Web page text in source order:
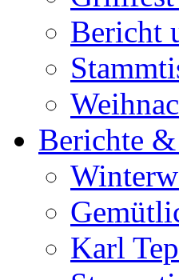
Bericht
Berichte
Karl